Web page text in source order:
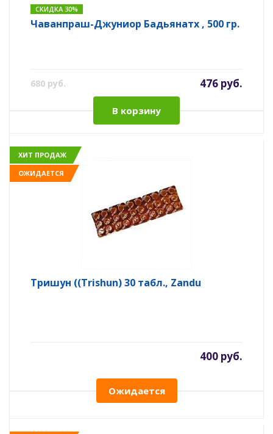
СКИДКА 30%
Чаванпраш-Джуниор Бадьянатх , 500 гр.
680 руб. 476 руб.
В корзину
ХИТ ПРОДАЖ
ОЖИДАЕТСЯ
Тришун ((Trishun) 30 табл., Zandu
400 руб.
Ожидается